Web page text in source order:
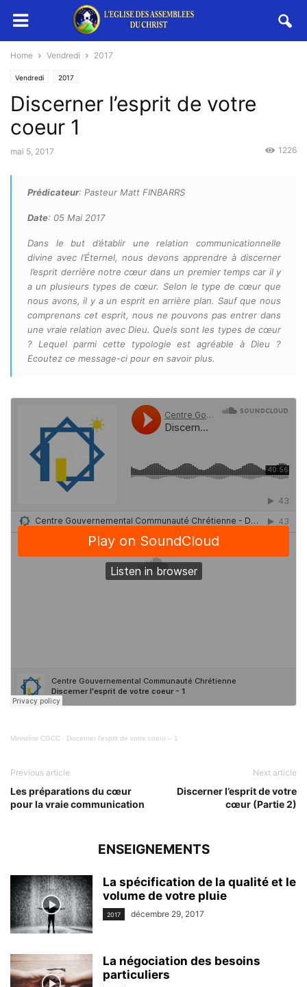
Home Vendredi 2017
Vendredi 2017
Discerner l’esprit de votre
coeur 1
mai 5, 2017 1226
Prédicateur: Pasteur Matt FINBARRS
Date: 05 Mai 2017
Dans le but d’établir une relation communicationnelle
divine avec l’Éternel, nous devons apprendre à discerner
l’esprit derrière notre cœur dans un premier temps car il y
a un plusieurs types de cœur. Selon le type de cœur que
nous avons, il y a un esprit en arrière plan. Sauf que nous
comprenons cet esprit, nous ne pouvons pas entrer dans
une vraie relation avec Dieu. Quels sont les types de cœur
? Lequel parmi cette typologie est agréable à Dieu ?
Ecoutez ce message-ci pour en savoir plus.
Ministère CGCC · Discerner l’esprit de votre coeur – 1
Previous article
Les préparations du cœur
pour la vraie communication
Next article
Discerner l’esprit de votre
cœur (Partie 2)
ENSEIGNEMENTS
La spécification de la qualité et le
volume de votre pluie
2017 décembre 29, 2017
La négociation des besoins
particuliers